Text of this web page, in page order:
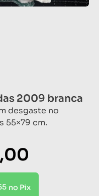
2009 branca
desgaste no
55×79 cm.
no Pix